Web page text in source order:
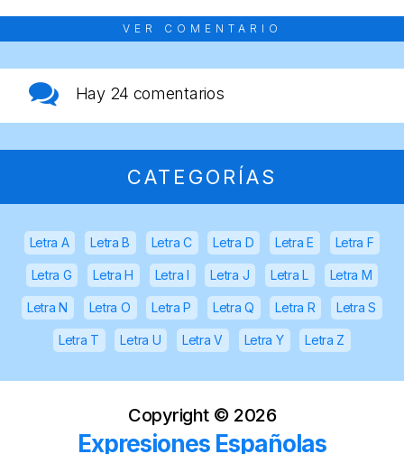
VER COMENTARIO
Hay 24 comentarios
CATEGORÍAS
Letra A Letra B Letra C Letra D Letra E Letra F
Letra G Letra H Letra I Letra J Letra L Letra M
Letra N Letra O Letra P Letra Q Letra R Letra S
Letra T Letra U Letra V Letra Y Letra Z
Copyright © 2026
Expresiones Españolas